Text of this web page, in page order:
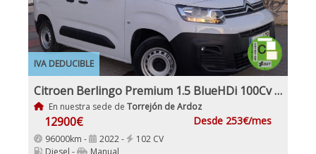
IVA DEDUCIBLE
Citroen Berlingo Premium 1.5 BlueHDi 100Cv IVA y Garantía Inc Nacional 1Dueño
En nuestra sede de Torrejón de Ardoz
12900€ Desde 253€/mes
96000km - 2022 -
102 CV
Diesel -
Manual